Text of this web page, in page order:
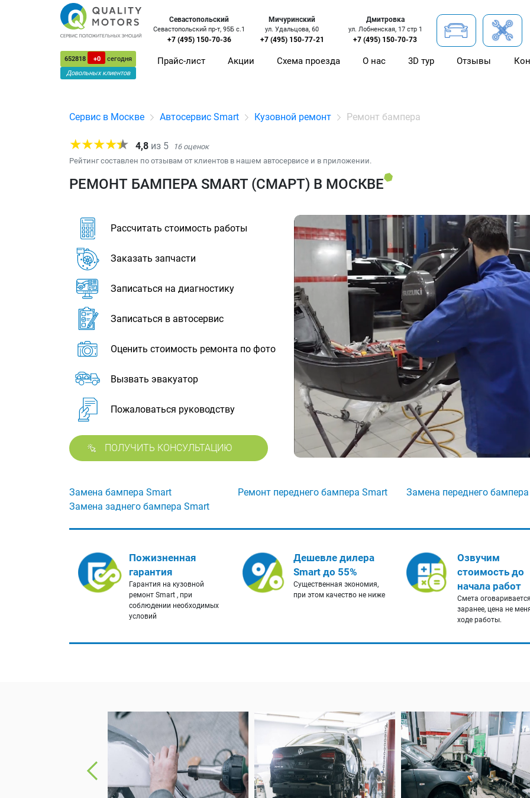
652818 +0
сегодня
Довольных клиентов
Севастопольский
Севастопольский пр-т, 95Б с.1
+7 (495) 150-70-36
Мичуринский
ул. Удальцова, 60
+7 (495) 150-77-21
Дмитровка
ул. Лобненская, 17 стр 1
+7 (495) 150-70-73
Прайс-лист Акции Схема проезда О нас 3D тур Отзывы
Сервис в Москве Автосервис Smart Кузовной ремонт Ремонт бампера
4,8 из 5 16оценок
Рейтинг составлен по отзывам от клиентов в нашем автосервисе и в приложении.
РЕМОНТ БАМПЕРА SMART (СМАРТ) В МОСКВЕ
Рассчитать стоимость работы
Заказать запчасти
Записаться на диагностику
Записаться в автосервис
Оценить стоимость ремонта по фото
Вызвать эвакуатор
Пожаловаться руководству
ПОЛУЧИТЬ КОНСУЛЬТАЦИЮ
Замена бампера Smart Ремонт переднего бампера Smart Замена переднего
Замена заднего бампера Smart
Пожизненная
гарантия
Гарантия на кузовной
ремонт Smart , при
соблюдении необходимых
условий
Дешевле дилера
Smart до 55%
Существенная экономия,
при этом качество не ниже
Озвучим
стоимость до
начала работ
Смета оговаривается
заранее, цена не
ходе работы.